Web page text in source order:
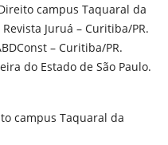
campus Taquaral da
Juruá – Curitiba/PR.
– Curitiba/PR.
do Estado de São Paulo.
campus Taquaral da